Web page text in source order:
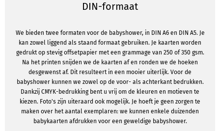
DIN-formaat
We bieden twee formaten voor de babyshower, in DIN A6 en DIN A5. Je
kan zowel liggend als staand formaat gebruiken. Je kaarten worden
gedrukt op stevig offsetpapier met een grammage van 250 of 350 gsm.
Na het printen snijden we de kaarten af en ronden we de hoeken
desgewenst af. Dit resulteert in een mooier uiterlijk. Voor de
babyshower kunnen we zowel op de voor- als achterkant bedrukken.
Dankzij CMYK-bedrukking bent u vrij om de kleuren en motieven te
kiezen. Foto's zijn uiteraard ook mogelijk. Je hoeft je geen zorgen te
maken over het aantal exemplaren: we kunnen enkele duizenden
babykaarten afdrukken voor een geweldige babyshower.